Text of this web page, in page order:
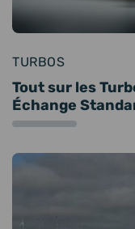
TURBOS
Tout sur les
Échange